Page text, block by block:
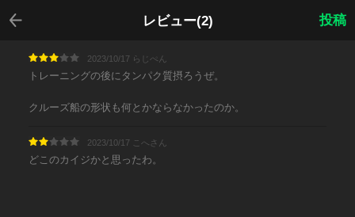
レビュー(2)
戻る
投稿
2023/10/17 らじぺん
トレーニングの後にタンパク質摂ろうぜ。
クルーズ船の形状も何とかならなかったのか。
2023/10/17 こへさん
どこのカイジかと思ったわ。